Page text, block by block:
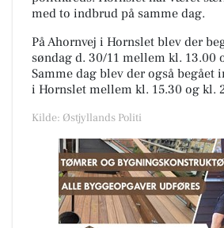
med to indbrud på samme dag.
På Ahornvej i Hornslet blev der
søndag d. 30/11 mellem kl. 13.00
Samme dag blev der også begået
i Hornslet mellem kl. 15.30 og kl.
Kilde: Østjyllands Politi